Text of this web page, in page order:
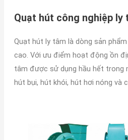
Quạt hút công nghiệp ly
Quạt hút ly tâm là dòng sản
cao. Với ưu điểm hoạt động ồn
tâm được sử dụng hầu hết trong
hút bụi, hút khói, hút hơi nóng và